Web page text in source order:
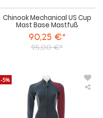
Chinook Mechanical US Cup
Mast Base Mastfuß
90,25 €*
95,00 €*
-5%